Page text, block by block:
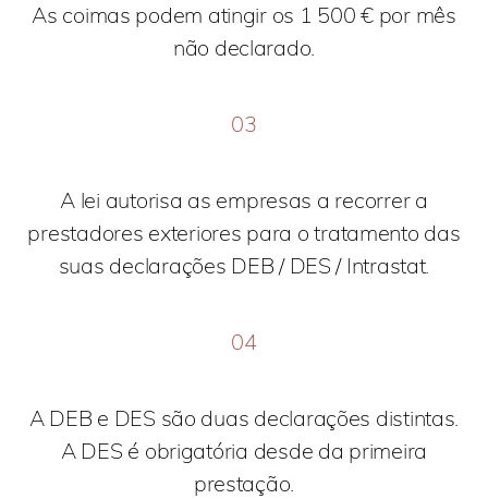
As coimas podem atingir os 1 500 € por mês
não declarado.
03
A lei autorisa as empresas a recorrer a
prestadores exteriores para o tratamento das
suas declarações DEB / DES / Intrastat.
04
A DEB e DES são duas declarações distintas.
A DES é obrigatória desde da primeira
prestação.